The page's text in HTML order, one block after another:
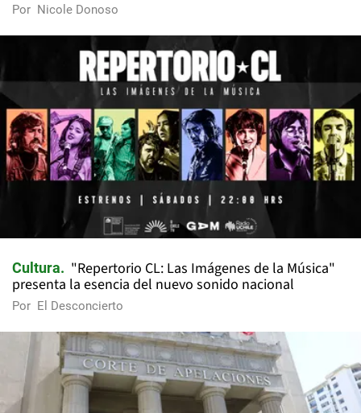
Por Nicole Donoso
Cultura
"Repertorio CL: Las Imágenes de la Música"
presenta la esencia del nuevo sonido nacional
Por El Desconcierto